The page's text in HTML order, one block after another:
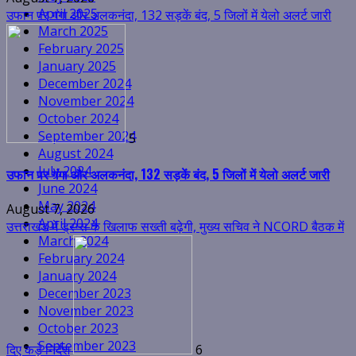
April 2025
March 2025
February 2025
January 2025
December 2024
November 2024
October 2024
September 2024
August 2024
July 2024
June 2024
May 2024
April 2024
March 2024
February 2024
January 2024
December 2023
November 2023
October 2023
September 2023
दिए कड़े निर्देश
उत्तराखंड में ड्रग्स के खिलाफ सख्ती बढ़ेगी, मुख्य सचिव ने NCORD बैठक में
दिए कड़े निर्देश
August 7, 2026
जिलाधिकारी द्वारा गठित जांच समिति ने किया तत्काल मौका मुआयना, दस्तावेज
किए एकत्रित 7